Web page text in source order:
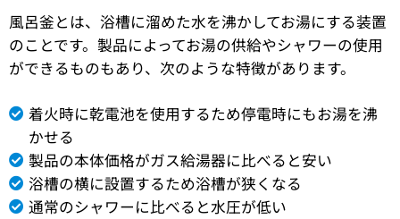
風呂釜とは、浴槽に溜めた水を沸かしてお湯にする装置
のことです。製品によってお湯の供給やシャワーの使用
ができるものもあり、次のような特徴があります。
着火時に乾電池を使用するため停電時にもお湯を沸
かせる
製品の本体価格がガス給湯器に比べると安い
浴槽の横に設置するため浴槽が狭くなる
通常のシャワーに比べると水圧が低い